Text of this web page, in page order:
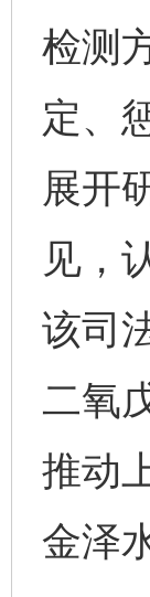
检测
定、
展开
见，
该司
二氧
推动
金泽